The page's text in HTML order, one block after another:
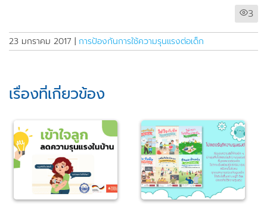
3
23 มกราคม 2017 | การป้องกันการใช้ความรุนแรงต่อเด็ก
เรื่องที่เกี่ยวข้อง